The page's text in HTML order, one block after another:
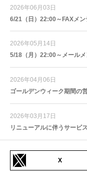
2026年06月03日
6/21（日）22:00～FAXメ
2026年05月14日
5/18（月）22:00～メール
2026年04月06日
ゴールデンウィーク期間の
2026年03月17日
リニューアルに伴うサービ
X